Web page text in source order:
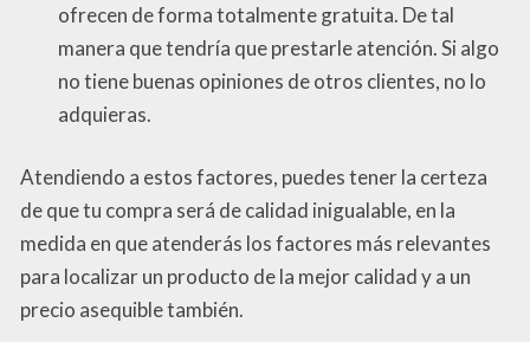
ofrecen de forma totalmente gratuita. De tal
manera que tendría que prestarle atención. Si algo
no tiene buenas opiniones de otros clientes, no lo
adquieras.
Atendiendo a estos factores, puedes tener la certeza
de que tu compra será de calidad inigualable, en la
medida en que atenderás los factores más relevantes
para localizar un producto de la mejor calidad y a un
precio asequible también.